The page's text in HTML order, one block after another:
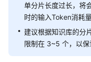
工
作
流
使
用
单分片长度过长，将
时的输入Token消耗
建议根据知识库的分
限制在 3~5 个，以保